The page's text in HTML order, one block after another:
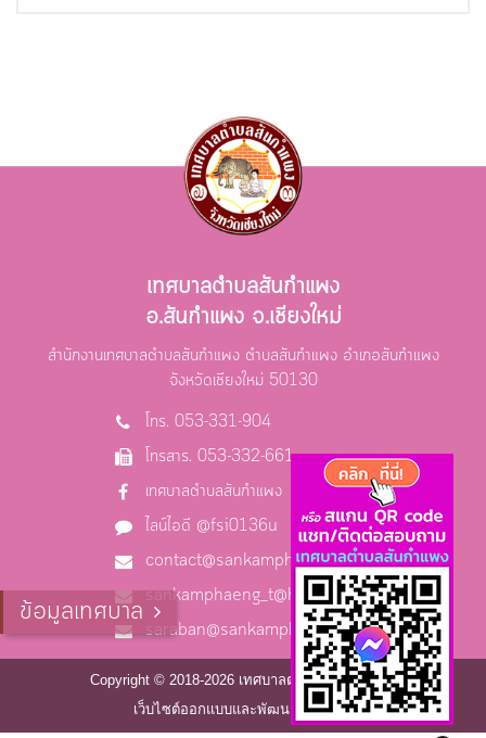
ข้อมูลเทศบาล
สำนักงานเทศบาลตำบลสันกำแพง ตำบลสันกำแพง อำเภอสันกำแพง
จังหวัดเชียงใหม่ 50130
เทศบาลตำบลสันกำแพง
อ.สันกำแพง จ.เชียงใหม่
โทร. 053-331-904
โทรสาร. 053-332-661
เทศบาลตำบลสันกำแพง
ไลน์ไอดี @fsi0136u
contact@sankamphaeng.go.th
sankamphaeng_t@hotmail.com
saraban@sankamphaeng.go.th
Copyright © 2018-2026 เทศบาลตำบลสันกำแพง
เว็บไซต์ออกแบบและพัฒนาโดย C2S